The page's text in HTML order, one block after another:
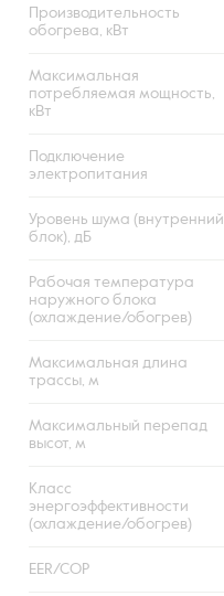
Производительность
обогрева, кВт
Максимальная
потребляемая мощность,
кВт
Подключение
электропитания
Уровень шума (внутренний
блок), дБ
Рабочая температура
наружного блока
(охлаждение/обогрев)
Максимальная длина
трассы, м
Максимальный перепад
высот, м
Класс
энергоэффективности
(охлаждение/обогрев)
EER/COP